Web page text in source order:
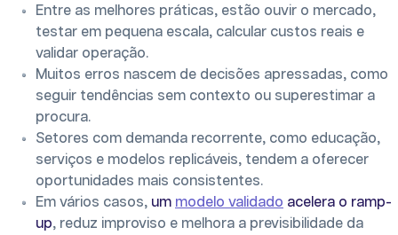
Entre as melhores práticas, estão ouvir o mercado,
testar em pequena escala, calcular custos reais e
validar operação.
Muitos erros nascem de decisões apressadas, como
seguir tendências sem contexto ou superestimar a
procura.
Setores com demanda recorrente, como educação,
serviços e modelos replicáveis, tendem a oferecer
oportunidades mais consistentes.
Em vários casos, um modelo validado acelera o ramp-
up, reduz improviso e melhora a previsibilidade da